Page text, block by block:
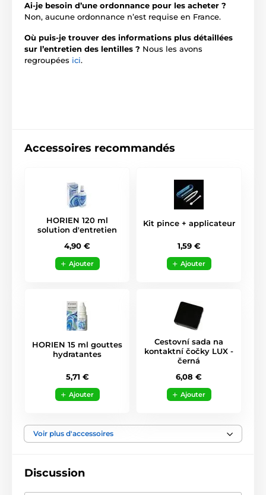
Ai-je besoin d’une ordonnance pour les acheter ?
Non, aucune ordonnance n’est requise en France.
Où puis-je trouver des informations plus détaillées
sur l’entretien des lentilles ? Nous les avons
regroupées ici.
Accessoires recommandés
HORIEN 120 ml
solution d'entretien
4,90 €
Ajouter
Kit pince + applicateur
1,59 €
Ajouter
HORIEN 15 ml gouttes
hydratantes
5,71 €
Ajouter
Cestovní sada na
kontaktní čočky LUX -
černá
6,08 €
Ajouter
Voir plus d'accessoires
Discussion